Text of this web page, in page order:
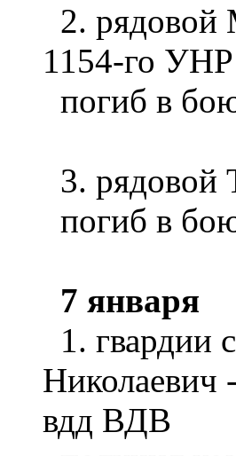
2. рядовой
1154-го
погиб в
3.
погиб в
7 января
1. гвардии
Николаевич
вдд ВДВ